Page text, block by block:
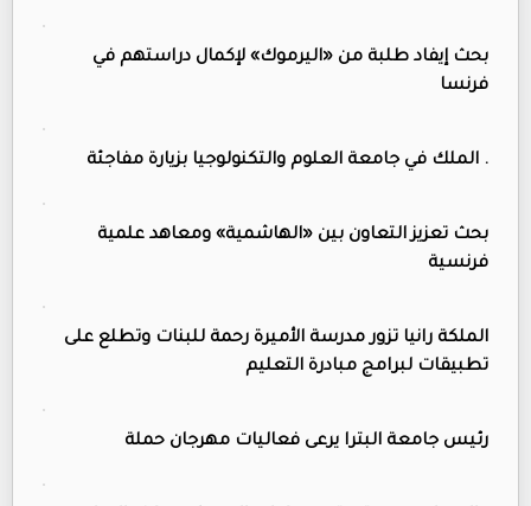
بحث إيفاد طلبة من «اليرموك» لإكمال دراستهم في
فرنسا
. الملك في جامعة العلوم والتكنولوجيا بزيارة مفاجئة
بحث تعزيز التعاون بين «الهاشمية» ومعاهد علمية
فرنسية
الملكة رانيا تزور مدرسة الأميرة رحمة للبنات وتطلع على
تطبيقات لبرامج مبادرة التعليم
رئيس جامعة البترا يرعى فعاليات مهرجان حملة